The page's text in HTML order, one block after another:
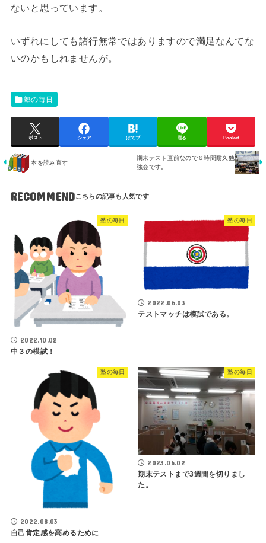
ないと思っています。
いずれにしても諸行無常ではありますので満足なんてな
いのかもしれませんが。
塾の毎日
ポスト シェア はてブ 送る Pocket
本を読み直す
期末テスト直前なので６時間耐久勉
強会です。
RECOMMEND
塾の毎日
2022.10.02
中３の模試！
塾の毎日
2022.06.03
テストマッチは模試である。
塾の毎日
2022.08.03
自己肯定感を高めるために
塾の毎日
2023.06.02
期末テストまで3週間を切りまし
た。